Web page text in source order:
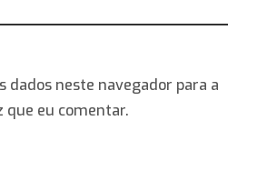
dados neste navegador para a
que eu comentar.